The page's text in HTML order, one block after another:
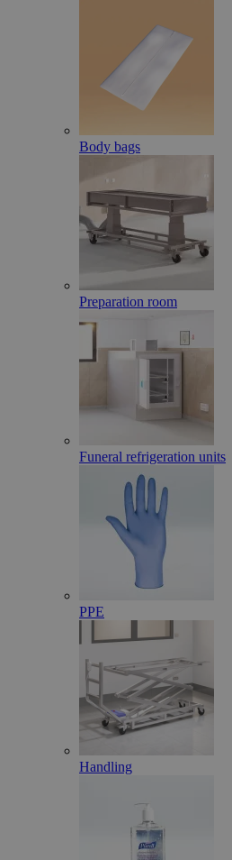
Body bags
Preparation room
Funeral refrigeration units
PPE
Handling